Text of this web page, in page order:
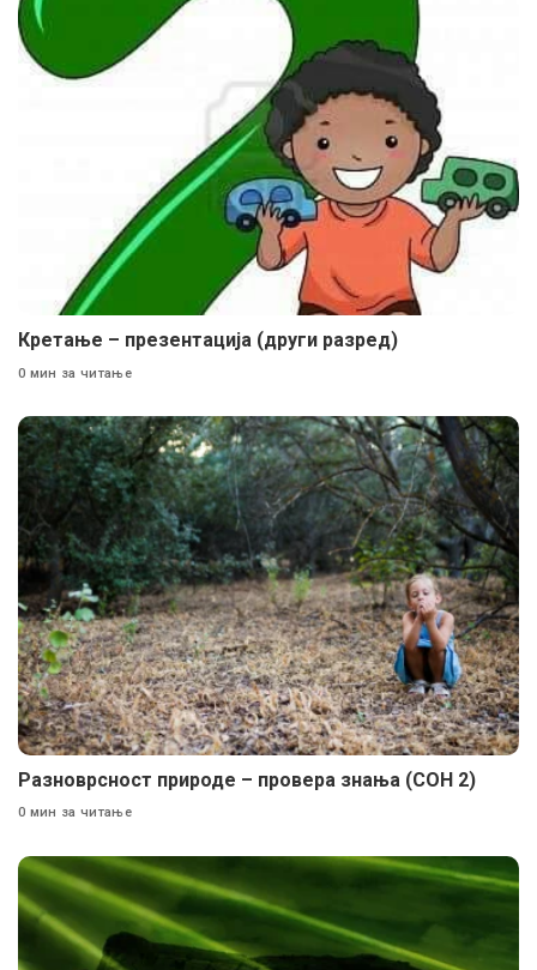
Кретање – презентација (други разред)
0 мин за читање
Разноврсност природе – провера знања (СОН 2)
0 мин за читање